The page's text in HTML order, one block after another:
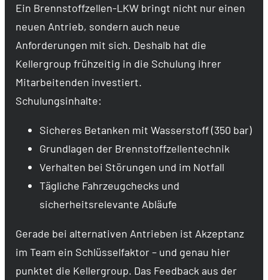
Ein Brennstoffzellen-LKW bringt nicht nur einen
neuen Antrieb, sondern auch neue
Anforderungen mit sich. Deshalb hat die
Kellergroup frühzeitig in die Schulung ihrer
Mitarbeitenden investiert.
Schulungsinhalte:
Sicheres Betanken mit Wasserstoff (350 bar)
Grundlagen der Brennstoffzellentechnik
Verhalten bei Störungen und im Notfall
Tägliche Fahrzeugchecks und
sicherheitsrelevante Abläufe
Gerade bei alternativen Antrieben ist Akzeptanz
im Team ein Schlüsselfaktor – und genau hier
punktet die Kellergroup. Das Feedback aus der